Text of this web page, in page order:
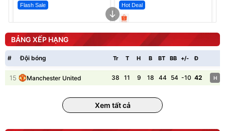
Flash Sale Hot Deal
Máy ép chậm trái cây
Elmich JEE 1855OL
3.000.000
2.143.650
Flash Sale
Máy rửa xe cầm tay xịt rửa
cao áp có tạo bọt tuyết
399.000
BẢNG XẾP HẠNG
# Đội bóng Tr T H B BT BB +/- Đ
15 Manchester United 38 11 9 18 44 54 -10 42 H
Xem tất cả